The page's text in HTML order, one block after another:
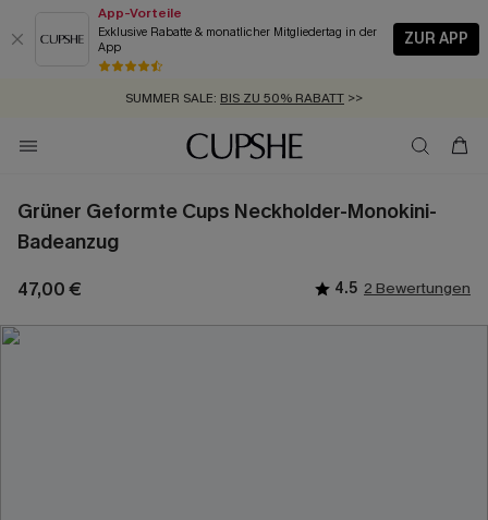
App-Vorteile
Exklusive Rabatte & monatlicher Mitgliedertag in der
App
ZUR APP
GRATIS MASSBAND MIT JEDEM SCHNELLVERSAND-ARTIKEL >>
SUMMER SALE: BIS ZU 50% RABATT >>
ZUM NEWSLETTER:BIS ZU -20% EXTRA ERHALTEN
KOSTENLOSER VERSAND AB 89 €
Grüner Geformte Cups Neckholder-Monokini-
Badeanzug
47,00 € 4.5 2 Bewertungen